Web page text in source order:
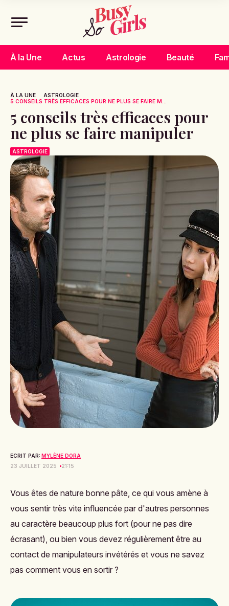
À la Une Actus Astrologie Beauté
À LA UNE
ASTROLOGIE
5 CONSEILS TRÈS EFFICACES POUR NE PLUS SE FAIRE M...
5 conseils très efficaces pour
ne plus se faire manipuler
ASTROLOGIE
ECRIT PAR: MYLÈNE DORA
23 JUILLET 2025
21:15
Vous êtes de nature bonne pâte, ce qui vous amène à
vous sentir très vite influencée par d'autres personnes
au caractère beaucoup plus fort (pour ne pas dire
écrasant), ou bien vous devez régulièrement être au
contact de manipulateurs invétérés et vous ne savez
pas comment vous en sortir ?